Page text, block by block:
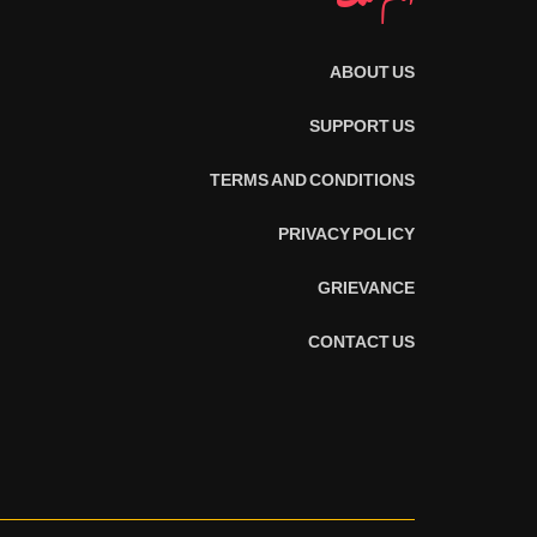
ABOUT US
SUPPORT US
TERMS AND CONDITIONS
PRIVACY POLICY
GRIEVANCE
CONTACT US